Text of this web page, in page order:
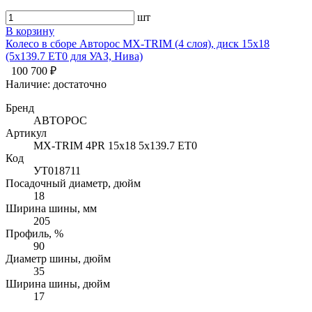
шт
В корзину
Колесо в сборе Авторос MX-TRIM (4 слоя), диск 15х18
(5x139.7 ET0 для УАЗ, Нива)
100 700 ₽
Наличие: достаточно
Бренд
АВТОРОС
Артикул
MX-TRIM 4PR 15х18 5x139.7 ET0
Код
УТ018711
Посадочный диаметр, дюйм
18
Ширина шины, мм
205
Профиль, %
90
Диаметр шины, дюйм
35
Ширина шины, дюйм
17